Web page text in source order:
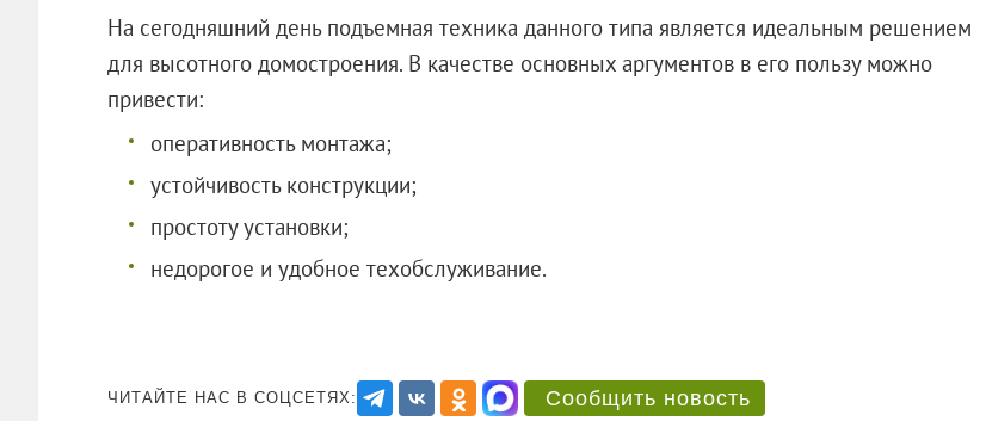
На сегодняшний день подъемная техника данного типа является идеальным решением
для высотного домостроения. В качестве основных аргументов в его пользу можно
привести:
оперативность монтажа;
устойчивость конструкции;
простоту установки;
недорогое и удобное техобслуживание.
ЧИТАЙТЕ НАС В СОЦСЕТЯХ: Сообщить новость